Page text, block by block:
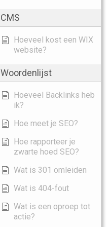
CMS
Hoeveel kost een WIX
website?
Woordenlijst
Hoeveel Backlinks heb
ik?
Hoe meet je SEO?
Hoe rapporteer je
zwarte hoed SEO?
Wat is 301 omleiden
Wat is 404-fout
Wat is een oproep tot
actie?